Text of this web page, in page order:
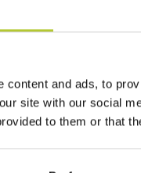
content and ads, to
site with our social
to them or that
in